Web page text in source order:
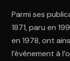
Ouvre
Parmi ses
1871, paru en
en 1978, ont
l’événement à